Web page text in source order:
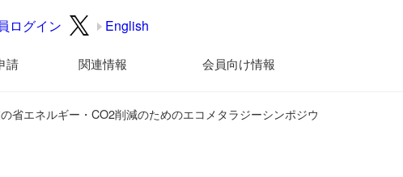
ログイン English
請 関連情報 会員向け情報
省エネルギー・CO2削減のためのエコメタラジーシンポジウ